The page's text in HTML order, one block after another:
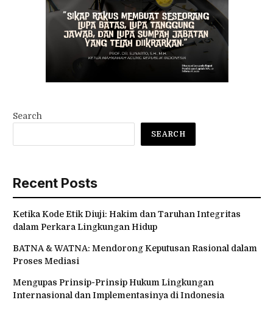
Search
SEARCH
Recent Posts
Ketika Kode Etik Diuji: Hakim dan Taruhan Integritas
dalam Perkara Lingkungan Hidup
BATNA & WATNA: Mendorong Keputusan Rasional dalam
Proses Mediasi
Mengupas Prinsip-Prinsip Hukum Lingkungan
Internasional dan Implementasinya di Indonesia